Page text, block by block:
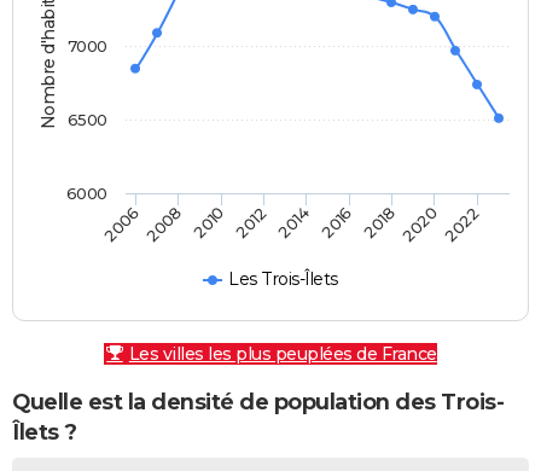
Nombre d'habitants
Les Trois-Îlets
20062008 2010 2012 2014 2016 201820202022
6000
6500
7000
Les villes les plus peuplées de France
Quelle est la densité de population des Trois-
Îlets ?